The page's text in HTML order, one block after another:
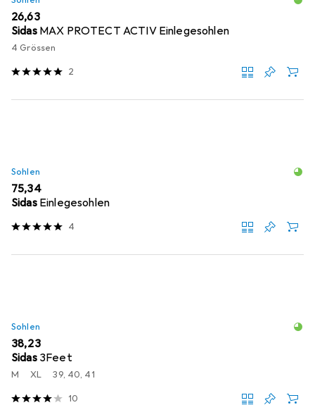
EUR
26,63
Sidas MAX PROTECT ACTIV Einlegesohlen
4 Grössen
2
Sohlen
EUR
75,34
Sidas Einlegesohlen
4
Sohlen
EUR
38,23
Sidas 3Feet
M XL 39, 40, 41
10